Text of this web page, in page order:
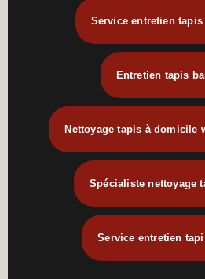
Service entretien
Entretien tapis
Nettoyage tapis à domicile
Spécialiste nettoyage
Service entretien